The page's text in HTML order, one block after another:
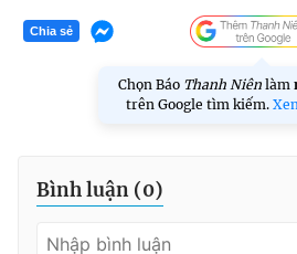
Chia sẻ
Chọn Báo Thanh Niên làm
trên Google tìm kiếm.
Bình luận (0)